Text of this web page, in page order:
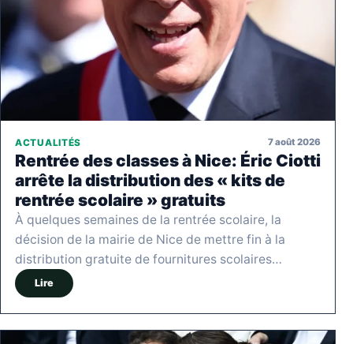
ACTUALITÉS 7 août 2026
Rentrée des classes à Nice: Éric Ciotti
arrête la distribution des « kits de
rentrée scolaire » gratuits
À quelques semaines de la rentrée scolaire, la
décision de la mairie de Nice de mettre fin à la
distribution gratuite de fournitures scolaires…
Lire